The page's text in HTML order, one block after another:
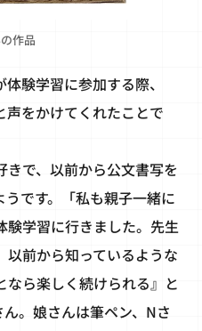
作品
験学習に参加する際、
声をかけてくれたことで
で、以前から公文書写を
です。「私も親子一緒に
験学習に行きました。先生
以前から知っているような
ら楽しく続けられる』と
。娘さんは筆ペン、Nさ